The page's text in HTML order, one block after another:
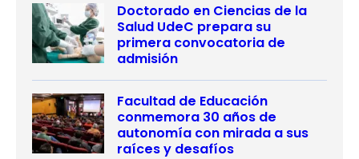
Doctorado en Ciencias de la
Salud UdeC prepara su
primera convocatoria de
admisión
Facultad de Educación
conmemora 30 años de
autonomía con mirada a sus
raíces y desafíos